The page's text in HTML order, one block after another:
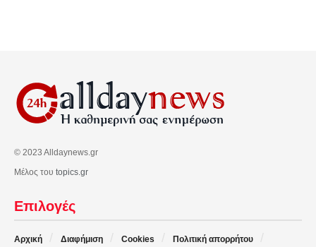
© 2023 Alldaynews.gr
Μέλος του topics.gr
Επιλογές
Αρχική Διαφήμιση Cookies Πολιτική απορρήτου